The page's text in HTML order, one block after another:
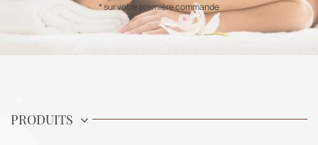
* sur votre première commande
PRODUITS